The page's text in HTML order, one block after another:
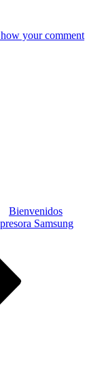
your comment
Bienvenidos
Samsung